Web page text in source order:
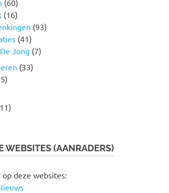
(60)
(16)
(93)
(41)
Jong (7)
(33)
WEBSITES (AANRADERS)
op deze websites: